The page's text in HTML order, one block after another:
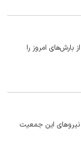
امروز را
این جمعیت